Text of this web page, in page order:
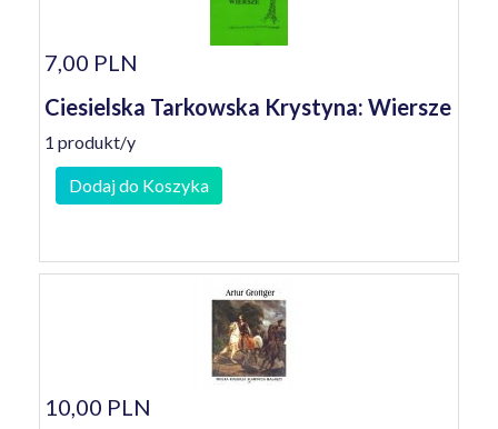
7,00 PLN
Ciesielska Tarkowska Krystyna: Wiersze
1 produkt/y
Dodaj do Koszyka
10,00 PLN